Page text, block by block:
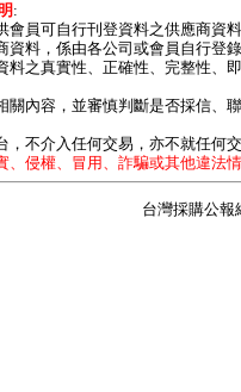
:
會員可自行刊登資料之供應商資料
資料，係由各公司或會員自行登
料之真實性、正確性、完整性、
關內容，並審慎判斷是否採信、
，不介入任何交易，亦不就任何
、侵權、冒用、詐騙或其他違法
台灣採購公報